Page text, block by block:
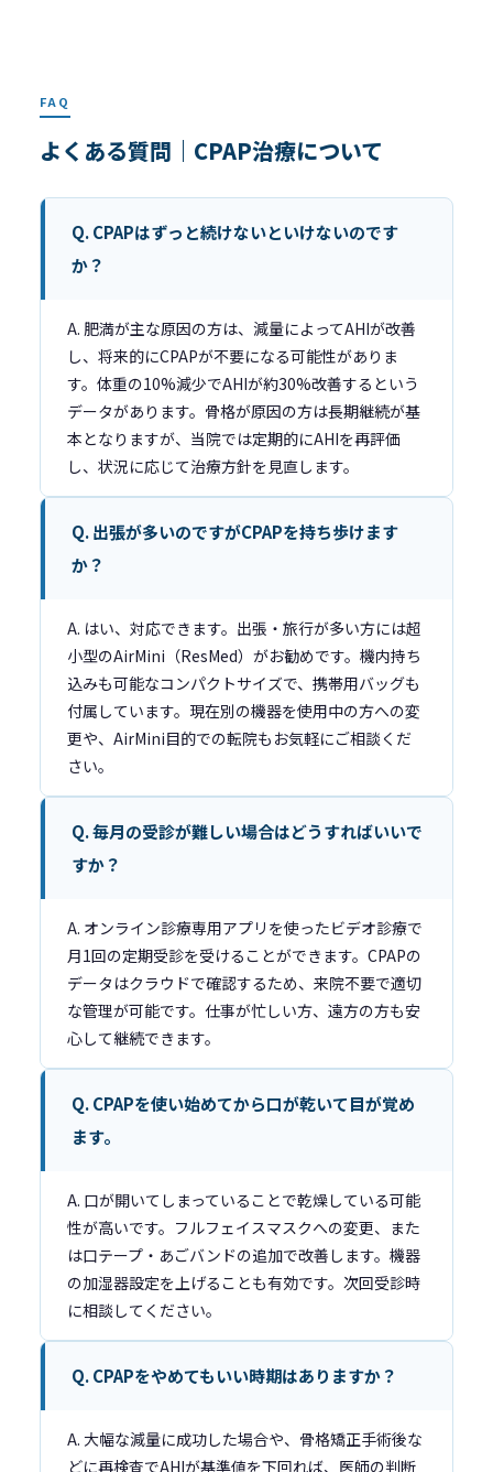
FAQ
よくある質問｜CPAP治療について
Q. CPAPはずっと続けないといけないのです
か？
A. 肥満が主な原因の方は、減量によってAHIが改善
し、将来的にCPAPが不要になる可能性がありま
す。体重の10%減少でAHIが約30%改善するという
データがあります。骨格が原因の方は長期継続が基
本となりますが、当院では定期的にAHIを再評価
し、状況に応じて治療方針を見直します。
Q. 出張が多いのですがCPAPを持ち歩けます
か？
A. はい、対応できます。出張・旅行が多い方には超
小型のAirMini（ResMed）がお勧めです。機内持ち
込みも可能なコンパクトサイズで、携帯用バッグも
付属しています。現在別の機器を使用中の方への変
更や、AirMini目的での転院もお気軽にご相談くだ
さい。
Q. 毎月の受診が難しい場合はどうすればいいで
すか？
A. オンライン診療専用アプリを使ったビデオ診療で
月1回の定期受診を受けることができます。CPAPの
データはクラウドで確認するため、来院不要で適切
な管理が可能です。仕事が忙しい方、遠方の方も安
心して継続できます。
Q. CPAPを使い始めてから口が乾いて目が覚め
ます。
A. 口が開いてしまっていることで乾燥している可能
性が高いです。フルフェイスマスクへの変更、また
は口テープ・あごバンドの追加で改善します。機器
の加湿器設定を上げることも有効です。次回受診時
に相談してください。
Q. CPAPをやめてもいい時期はありますか？
A. 大幅な減量に成功した場合や、骨格矯正手術後な
どに再検査でAHIが基準値を下回れば、医師の判断